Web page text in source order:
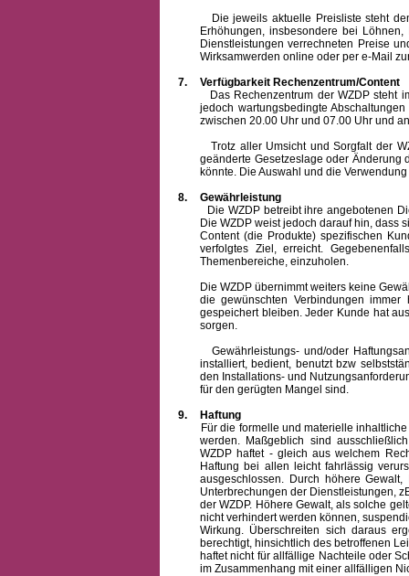
Die jeweils aktuelle Preisliste steht dem
Erhöhungen, insbesondere bei
Dienstleistungen verrechneten Preise
Wirksamwerden online oder per e-Mail
7.
Verfügbarkeit Rechenzentrum/Content
Das Rechenzentrum der WZDP steht im
jedoch wartungsbedingte
zwischen 20.00 Uhr und 07.00 Uhr und
Trotz aller Umsicht und Sorgfalt der
geänderte Gesetzeslage oder Änderung
könnte. Die Auswahl und die
8.
Gewährleistung
Die WZDP betreibt ihre angebotenen
Die WZDP weist jedoch darauf hin, dass
Content (die Produkte) spezifischen
verfolgtes Ziel, erreicht.
Themenbereiche, einzuholen.
Die WZDP übernimmt weiters keine
die gewünschten Verbindungen
gespeichert bleiben. Jeder Kunde hat
sorgen.
Gewährleistungs- und/oder
installiert, bedient, benutzt bzw
den Installations- und
für den gerügten Mangel sind.
9.
Haftung
Für die formelle und materielle
werden. Maßgeblich sind
WZDP haftet - gleich aus welchem
Haftung bei allen leicht fahrlässig
ausgeschlossen. Durch höhere
Unterbrechungen der Dienstleistungen,
der WZDP. Höhere Gewalt, als solche
nicht verhindert werden können,
Wirkung. Überschreiten sich daraus
berechtigt, hinsichtlich des betroffenen
haftet nicht für allfällige Nachteile oder
im Zusammenhang mit einer allfälligen